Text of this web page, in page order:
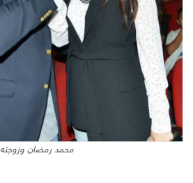
محمد رمضان وزوجته